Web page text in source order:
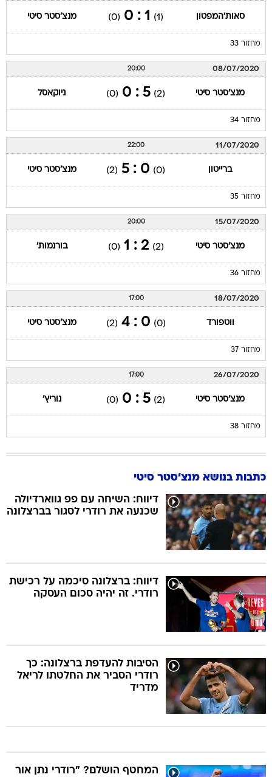
סאות'המפטון (1)
1 : 0
(0) מנצ'סטר סיטי
מחזור 33
08/07/2020
20:00
מנצ'סטר סיטי (2)
5 : 0
(0) ניוקאסל
מחזור 34
11/07/2020
22:00
ברייטון (0)
0 : 5
(2) מנצ'סטר סיטי
מחזור 35
15/07/2020
20:00
מנצ'סטר סיטי (2)
2 : 1
(0) בורנמות'
מחזור 36
18/07/2020
17:00
ווטפורד (0)
0 : 4
(2) מנצ'סטר סיטי
מחזור 37
26/07/2020
17:00
מנצ'סטר סיטי (2)
5 : 0
(0) נוריץ'
מחזור 38
כתבות בנושא מנצ'סטר סיטי
דיווח: השיחה עם פפ גווארדיולה
שכנעה את רודרי לסגור בברצלונה
דיווח: ברצלונה סיכמה על רכישת
רודרי. זה יהיה סכום העסקה
הסיבות להעדפת ברצלונה: כך
רודרי הסביר את החלטתו לריאל
מדריד
המחטף הושלם? "רודרי נתן אור